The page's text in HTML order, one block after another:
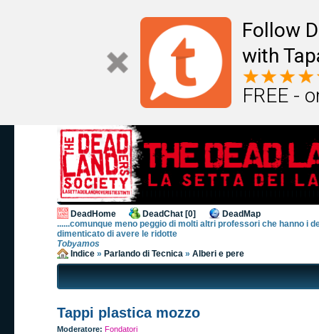
Follow
with
FREE -
DeadHome DeadChat [0]
DeadMap
......comunque meno peggio di molti altri professori che hanno i
dimenticato di avere le ridotte
Tobyamos
Indice » Parlando di Tecnica » Alberi e pere
Tappi plastica mozzo
Moderatore: Fondatori